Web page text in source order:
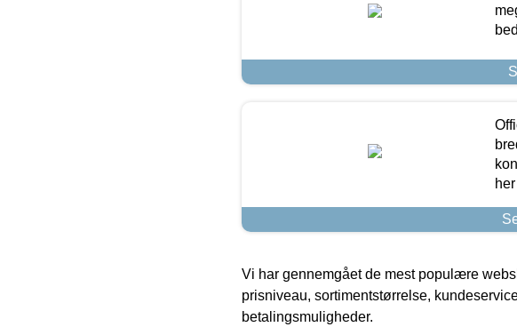
Vi har gennemgået de mest populære
prisniveau, sortimentstørrelse,
betalingsmuligheder.